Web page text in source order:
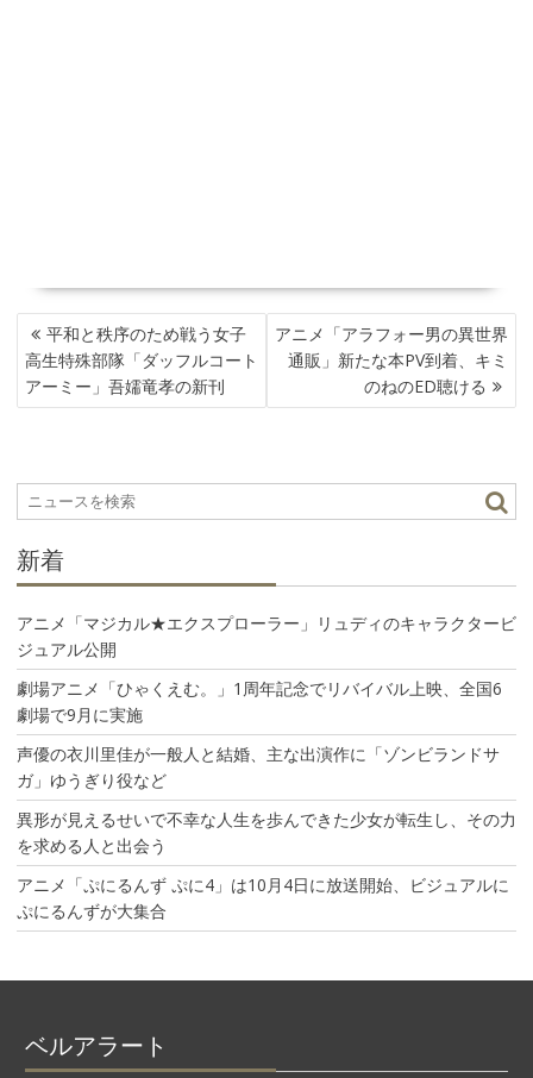
投
稿
ナ
ビ
シ
ョ
平和と秩序のため戦う女子
高生特殊部隊「ダッフルコート
アーミー」吾嬬竜孝の新刊
アニメ「アラフォー男の異世界
通販」新たな本PV到着、キミ
のねのED聴ける
新着
アニメ「マジカル★エクスプローラー」リュディのキャラクタービ
ジュアル公開
劇場アニメ「ひゃくえむ。」1周年記念でリバイバル上映、全国6
劇場で9月に実施
声優の衣川里佳が一般人と結婚、主な出演作に「ゾンビランドサ
ガ」ゆうぎり役など
異形が見えるせいで不幸な人生を歩んできた少女が転生し、その力
を求める人と出会う
アニメ「ぷにるんず ぷに4」は10月4日に放送開始、ビジュアルに
ぷにるんずが大集合
ベルアラート